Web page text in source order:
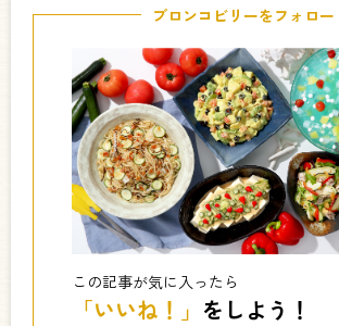
ブロンコビリーをフォロー
この記事が気に入ったら
「いいね！」 をしよう！